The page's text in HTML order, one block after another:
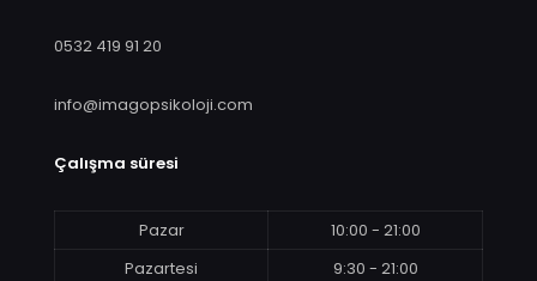
0532 419 91 20
info@imagopsikoloji.com
Çalışma süresi
Pazar
10:00 - 21:00
Pazartesi
9:30 - 21:00